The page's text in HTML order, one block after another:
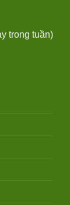
trong tuần)